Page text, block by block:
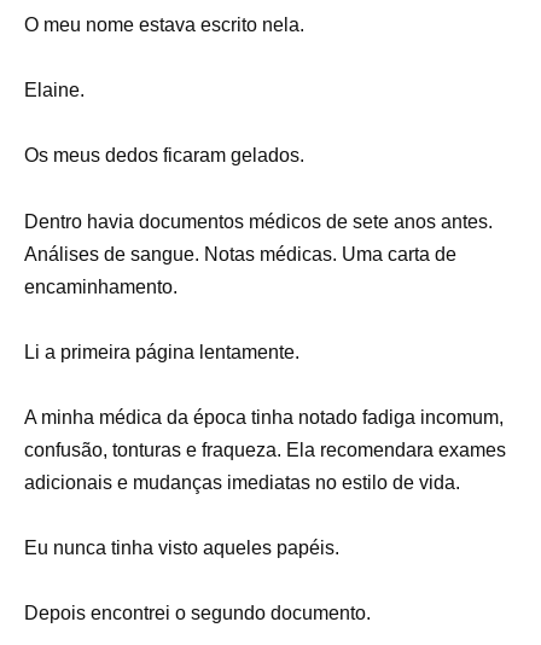
O meu nome estava escrito nela.
Elaine.
Os meus dedos ficaram gelados.
Dentro havia documentos médicos de sete anos antes.
Análises de sangue. Notas médicas. Uma carta de
encaminhamento.
Li a primeira página lentamente.
A minha médica da época tinha notado fadiga incomum,
confusão, tonturas e fraqueza. Ela recomendara exames
adicionais e mudanças imediatas no estilo de vida.
Eu nunca tinha visto aqueles papéis.
Depois encontrei o segundo documento.